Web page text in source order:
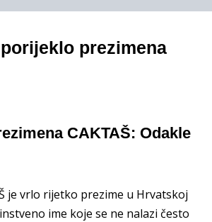
prezimena
CAKTAŠ: Odakle
je vrlo rijetko prezime u Hrvatskoj
ime koje se ne nalazi često